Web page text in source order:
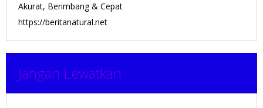
Akurat, Berimbang & Cepat
https://beritanatural.net
Jangan Lewatkan